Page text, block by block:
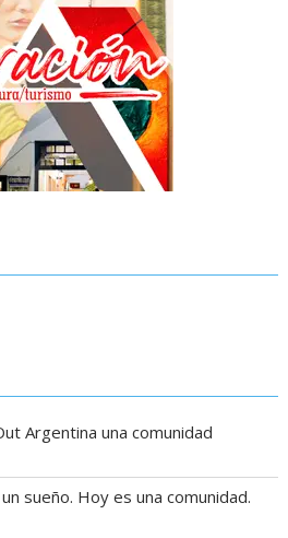
Argentina una comunidad
sueño. Hoy es una comunidad.